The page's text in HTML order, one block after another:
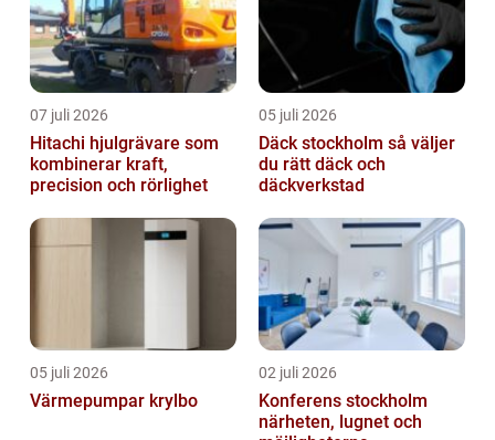
07 juli 2026
Hitachi hjulgrävare som
kombinerar kraft,
precision och rörlighet
05 juli 2026
Däck stockholm så väljer
du rätt däck och
däckverkstad
05 juli 2026
Värmepumpar krylbo
02 juli 2026
Konferens stockholm
närheten, lugnet och